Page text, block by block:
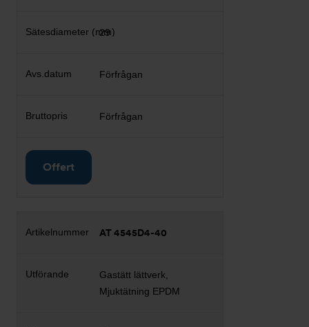
29
Förfrågan
Förfrågan
Offert
AT 4545D4-40
Gastätt lättverk,
Mjuktätning EPDM